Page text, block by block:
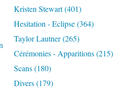
Kristen Stewart(401)
Hesitation - Eclipse(364)
Taylor Lautner(265)
Cérémonies - Apparitions(215)
Scans(180)
Divers(179)